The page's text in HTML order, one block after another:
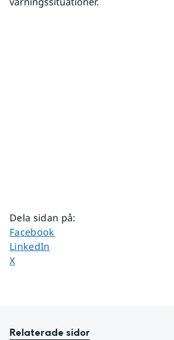
Dela sidan på:
Dela sidan på
Facebook
Dela sidan på
LinkedIn
Dela sidan på
X
Relaterade sidor